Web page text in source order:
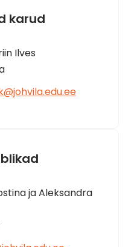
karud
Ilves
ja Aleksandra